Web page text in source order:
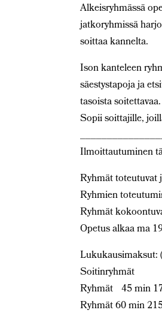
Alkeisryhmässä
jatkoryhmissä
soittaa kannelta.
Ison kanteleen
säestystapoja ja
tasoista soitettavaa.
Sopii soittajille,
Ilmoittautuminen
Ryhmät toteutuvat
Ryhmien
Ryhmät
Opetus alkaa ma
Lukukausimaksut:
Soitinryhmät
Ryhmät 45 min
Ryhmät 60 min